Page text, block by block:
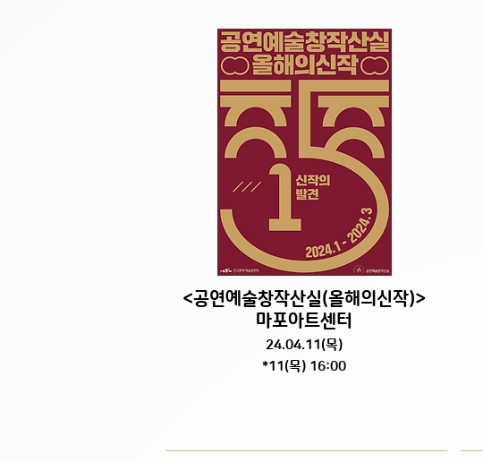
<공연예술창작산실(올해의신작)>
마포아트센터
24.04.11(목)
*11(목) 16:00